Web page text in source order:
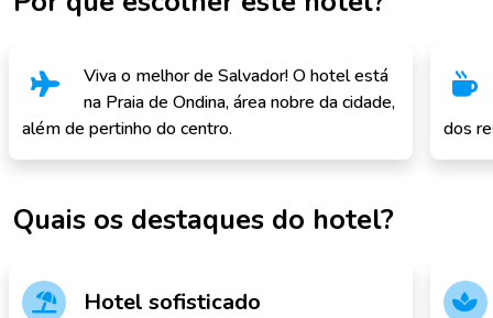
Viva o melhor de Salvador! O hotel está
na Praia de Ondina, área nobre da cidade,
além de pertinho do centro.
dos
Quais os destaques do hotel?
Hotel sofisticado